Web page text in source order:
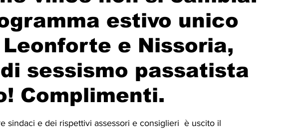
Politica nostrana Politica forestiera Sport
ro MUSICA UP RUBRICA: LA NOSTRA
Curiosità VIGNETTE
estivo unico
e Nissoria,
sessismo passatista
Complimenti.
sindaci e dei rispettivi assessori e consiglieri  è uscito il